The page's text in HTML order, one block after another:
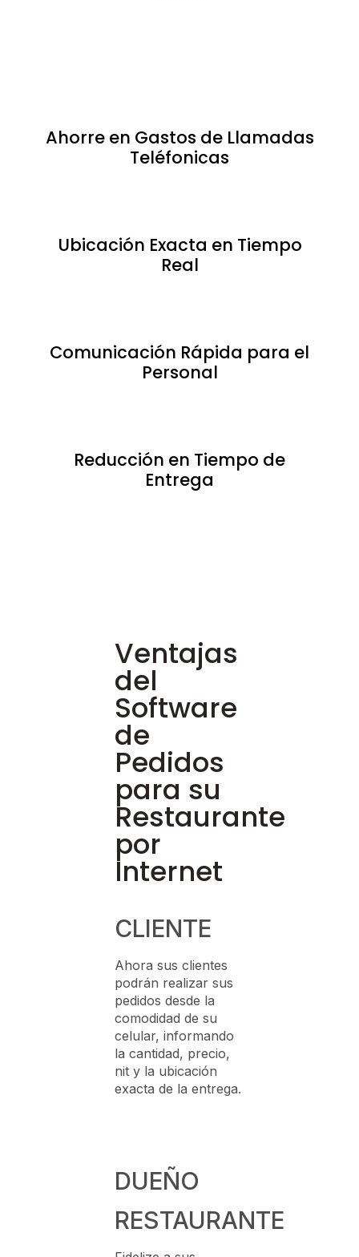
Ahorre en Gastos de Llamadas
Teléfonicas
Ubicación Exacta en Tiempo
Real
Comunicación Rápida para el
Personal
Reducción en Tiempo de
Entrega
Ventajas
del
Software
de
Pedidos
para su
Restaurante
por
Internet
CLIENTE
Ahora sus clientes
podrán realizar sus
pedidos desde la
comodidad de su
celular, informando
la cantidad, precio,
nit y la ubicación
exacta de la entrega.
DUEÑO
RESTAURANTE